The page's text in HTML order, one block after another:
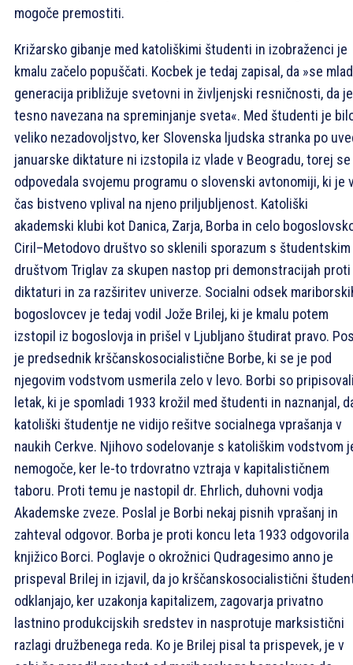
mogoče premostiti.
Križarsko gibanje med katoliškimi študenti in izobraženci je
kmalu začelo popuščati. Kocbek je tedaj zapisal, da »se
generacija približuje svetovni in življenjski resničnosti, da je
tesno navezana na spreminjanje sveta«. Med študenti je
veliko nezadovoljstvo, ker Slovenska ljudska stranka po
januarske diktature ni izstopila iz vlade v Beogradu, torej
odpovedala svojemu programu o slovenski avtonomiji, ki je
čas bistveno vplival na njeno priljubljenost. Katoliški
akademski klubi kot Danica, Zarja, Borba in celo
Ciril–Metodovo društvo so sklenili sporazum s študentskim
društvom Triglav za skupen nastop pri demonstracijah proti
diktaturi in za razširitev univerze. Socialni odsek
bogoslovcev je tedaj vodil Jože Brilej, ki je kmalu potem
izstopil iz bogoslovja in prišel v Ljubljano študirat pravo.
je predsednik krščanskosocialistične Borbe, ki se je pod
njegovim vodstvom usmerila zelo v levo. Borbi so
letak, ki je spomladi 1933 krožil med študenti in naznanjal,
katoliški študentje ne vidijo rešitve socialnega vprašanja v
naukih Cerkve. Njihovo sodelovanje s katoliškim vodstvom
nemogoče, ker le-to trdovratno vztraja v kapitalističnem
taboru. Proti temu je nastopil dr. Ehrlich, duhovni vodja
Akademske zveze. Poslal je Borbi nekaj pisnih vprašanj in
zahteval odgovor. Borba je proti koncu leta 1933 odgovorila
knjižico Borci. Poglavje o okrožnici Qudragesimo anno je
prispeval Brilej in izjavil, da jo krščanskosocialistični
odklanjajo, ker uzakonja kapitalizem, zagovarja privatno
lastnino produkcijskih sredstev in nasprotuje marksistični
razlagi družbenega reda. Ko je Brilej pisal ta prispevek, je v